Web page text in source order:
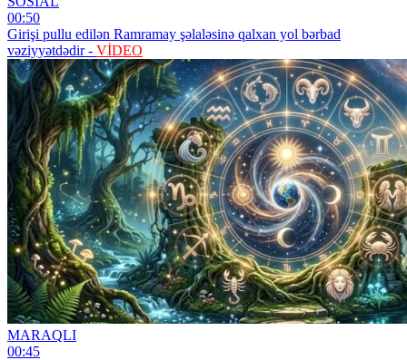
00:50
Girişi pullu edilən Ramramay şəlaləsinə qalxan yol bərbad
vəziyyətdədir - VİDEO
MARAQLI
00:45